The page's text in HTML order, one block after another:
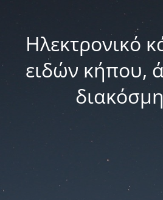
Ηλεκτρονικό
ειδών κήπου,